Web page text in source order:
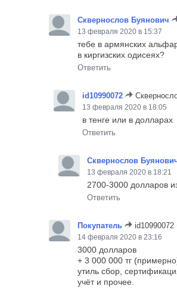
Сквернослов Буянович
13 февраля 2020 в 15:37
тебе в армянских
в киргизских одисеях?
Ответить
id10990072
13 февраля 2020 в 18:05
в тенге или в долларах
Ответить
Сквернослов
13 февраля 2020 в 18:21
2700-3000 долларов
Ответить
Покупатель id10990072
14 февраля 2020 в 23:16
3000 долларов
+ 3 000 000 тг
утиль сбор,
учёт и прочее.